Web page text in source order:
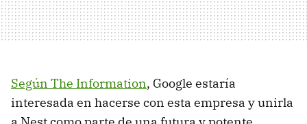
Según The Information, Google estaría
interesada en hacerse con esta empresa y unirla